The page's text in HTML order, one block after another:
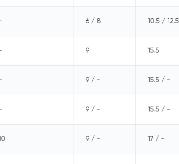
6 / 8 10.5 / 12.5
9 15.5
9 / - 15.5 / -
9 / - 15.5 / -
9 / - 17 / -